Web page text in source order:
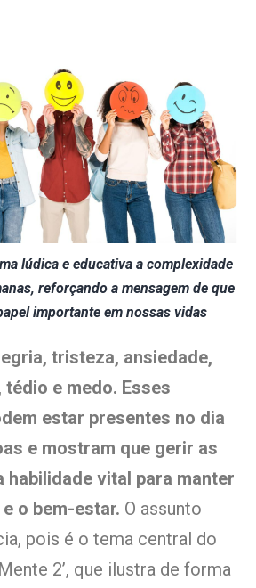
lúdica e educativa a complexidade
reforçando a mensagem de que
importante em nossas vidas
tristeza, ansiedade,
e medo. Esses
estar presentes no dia
e mostram que gerir as
habilidade vital para manter
o bem-estar. O assunto
pois é o tema central do
2’, que ilustra de forma